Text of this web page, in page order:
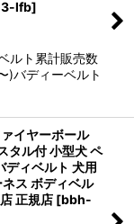
lfb]
ルト累計販売数
)バディーベルト
イヤーボール
タル付 小型犬 ペ
ディベルト 犬用
ス ボディベル
正規店 [bbh-